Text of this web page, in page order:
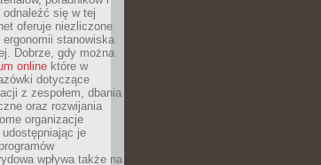
się w tej
oferuje niezliczone
stanowiska
Dobrze, gdy można
online które w
dotyczące
z zespołem, dbania
oraz rozwijania
organizacje
udostępniając je
wpływa także na